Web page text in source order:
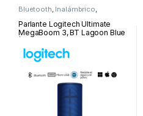
Bluetooth Inalámbrico
, Periféricos y
Accesorios
Parlante Logitech Ultimate
MegaBoom 3, BT Lagoon Blue